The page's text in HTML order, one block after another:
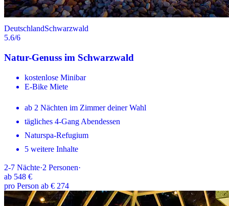
DeutschlandSchwarzwald
5.6/6
Natur-Genuss im Schwarzwald
kostenlose Minibar
E-Bike Miete
ab 2 Nächten im Zimmer deiner Wahl
tägliches 4-Gang Abendessen
Naturspa-Refugium
5 weitere Inhalte
2-7 Nächte·2 Personen·
ab 548 €
pro Person ab € 274